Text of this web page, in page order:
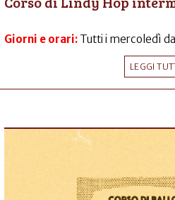
Giorni e orari: Tutti i mercoledì
LEGGI